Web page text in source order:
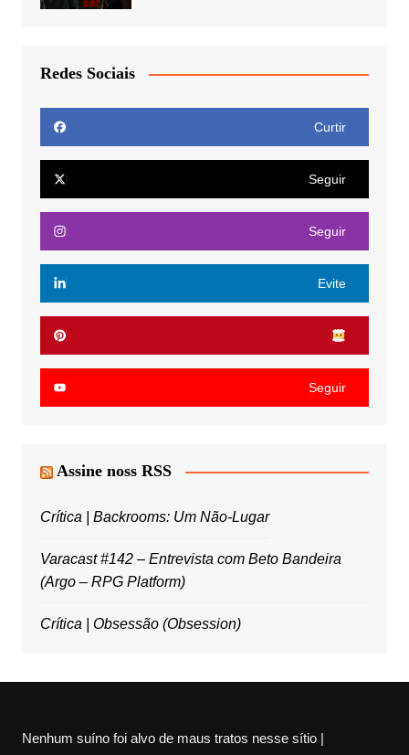
Redes Sociais
Curtir
Seguir
Seguir
Evite
Seguir
Assine noss RSS
Crítica | Backrooms: Um Não-Lugar
Varacast #142 – Entrevista com Beto Bandeira
(Argo – RPG Platform)
Crítica | Obsessão (Obsession)
Nenhum suíno foi alvo de maus tratos nesse sítio |